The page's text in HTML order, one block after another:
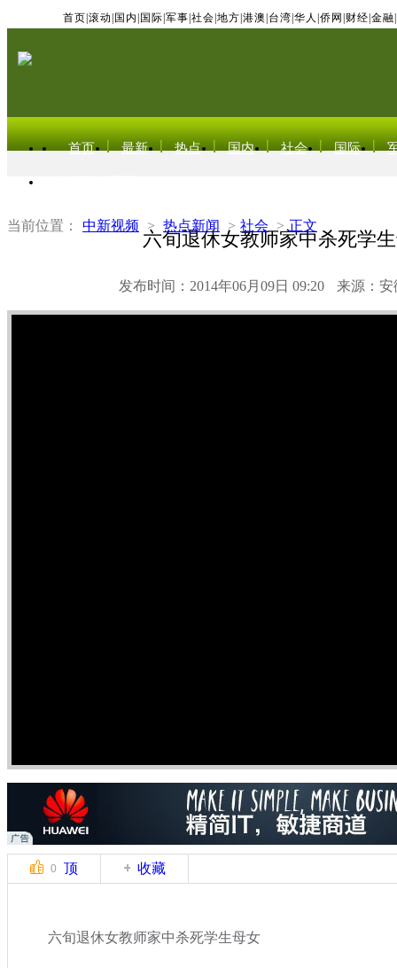
首页 滚动 国内 国际 军事 社会 地方 港澳 台湾 华人 侨网 财经 金融
首页 最新 热点 国内 社会 国际
当前位置： 中新视频 > 热点新闻 > 社会 > 正文
六旬退休女教师家中杀死学
发布时间：2014年06月09日 09:20 来源：安
0 顶 收藏
六旬退休女教师家中杀死学生母女